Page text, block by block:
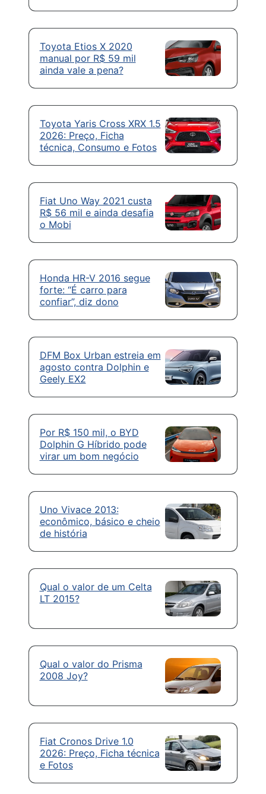
Toyota Etios X 2020
manual por R$ 59 mil
ainda vale a pena?
Toyota Yaris Cross XRX 1.5
2026: Preço, Ficha
técnica, Consumo e Fotos
Fiat Uno Way 2021 custa
R$ 56 mil e ainda desafia
o Mobi
Honda HR-V 2016 segue
forte: “É carro para
confiar”, diz dono
DFM Box Urban estreia em
agosto contra Dolphin e
Geely EX2
Por R$ 150 mil, o BYD
Dolphin G Híbrido pode
virar um bom negócio
Uno Vivace 2013:
econômico, básico e cheio
de história
Qual o valor de um Celta
LT 2015?
Qual o valor do Prisma
2008 Joy?
Fiat Cronos Drive 1.0
2026: Preço, Ficha técnica
e Fotos